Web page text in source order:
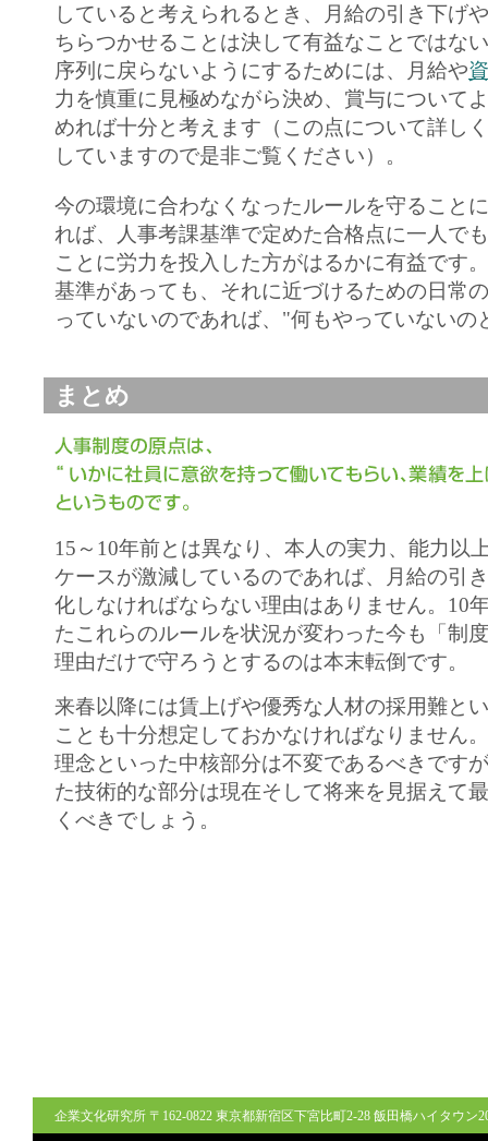
していると考えられるとき、月給の引き下げ
ちらつかせることは決して有益なことではな
序列に戻らないようにするためには、月給や
力を慎重に見極めながら決め、賞与について
めれば十分と考えます（この点について詳し
していますので是非ご覧ください）。
今の環境に合わなくなったルールを守ること
れば、人事考課基準で定めた合格点に一人で
ことに労力を投入した方がはるかに有益です
基準があっても、それに近づけるための日常
っていないのであれば、"何もやっていないの
まとめ
15～10年前とは異なり、本人の実力、能力以
ケースが激減しているのであれば、月給の引
化しなければならない理由はありません。10
たこれらのルールを状況が変わった今も「制
理由だけで守ろうとするのは本末転倒です。
来春以降には賃上げや優秀な人材の採用難と
ことも十分想定しておかなければなりません
理念といった中核部分は不変であるべきです
た技術的な部分は現在そして将来を見据えて
くべきでしょう。
企業文化研究所 〒162-0822 東京都新宿区下宮比町2-28 飯田橋ハイタウン